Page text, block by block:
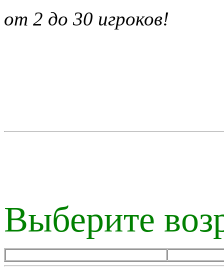
от 2 до 30 игроков!
Выберите